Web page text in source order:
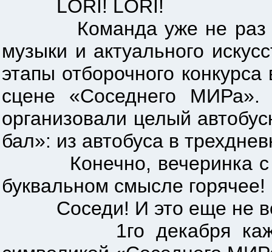
LORI! LORI!
Команда уже не раз
музыки и актуального
этапы отборочного
сцене «Соседнего МИРа».
организовали целый
бал»: из автобуса в
Конечно, вечеринка с
буквальном смысле горячее!
Соседи! И это еще не
1го декабря каждый